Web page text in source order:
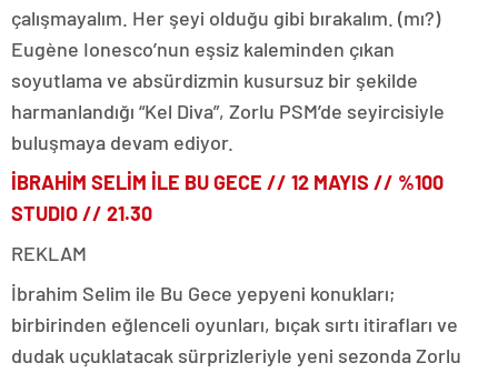
çalışmayalım. Her şeyi olduğu gibi bırakalım. (mı?)
Eugène Ionesco’nun eşsiz kaleminden çıkan
soyutlama ve absürdizmin kusursuz bir şekilde
harmanlandığı “Kel Diva”, Zorlu PSM’de seyircisiyle
buluşmaya devam ediyor.
İBRAHİM SELİM İLE BU GECE // 12 MAYIS // %100
STUDIO // 21.30
REKLAM
İbrahim Selim ile Bu Gece yepyeni konukları;
birbirinden eğlenceli oyunları, bıçak sırtı itirafları ve
dudak uçuklatacak sürprizleriyle yeni sezonda Zorlu